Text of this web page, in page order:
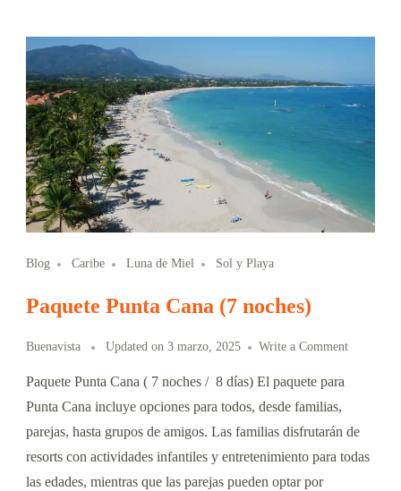
Blog Caribe Luna de Miel Sol y Playa
Paquete Punta Cana (7 noches)
Buenavista Updated on 3 marzo, 2025 Write a Comment
Paquete Punta Cana ( 7 noches / 8 días) El paquete para
Punta Cana incluye opciones para todos, desde familias,
parejas, hasta grupos de amigos. Las familias disfrutarán de
resorts con actividades infantiles y entretenimiento para todas
las edades, mientras que las parejas pueden optar por